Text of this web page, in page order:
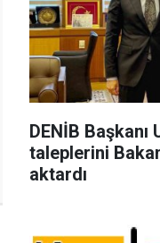
DENİB Başkanı
taleplerini
aktardı